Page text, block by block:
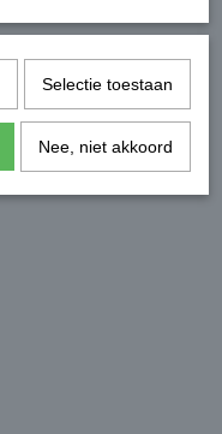
Selectie toestaan
Nee, niet akkoord